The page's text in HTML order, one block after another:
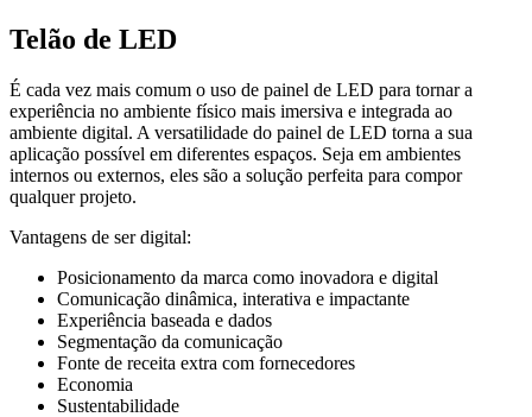
Telão de LED
É cada vez mais comum o uso de painel de LED para tornar a
experiência no ambiente físico mais imersiva e integrada ao
ambiente digital. A versatilidade do painel de LED torna a sua
aplicação possível em diferentes espaços. Seja em ambientes
internos ou externos, eles são a solução perfeita para compor
qualquer projeto.​
Vantagens de ser digital:
Posicionamento da marca como inovadora e digital ​
Comunicação dinâmica, interativa e impactante​
Experiência baseada e dados ​
Segmentação da comunicação​
Fonte de receita extra com fornecedores ​
Economia ​
Sustentabilidade ​